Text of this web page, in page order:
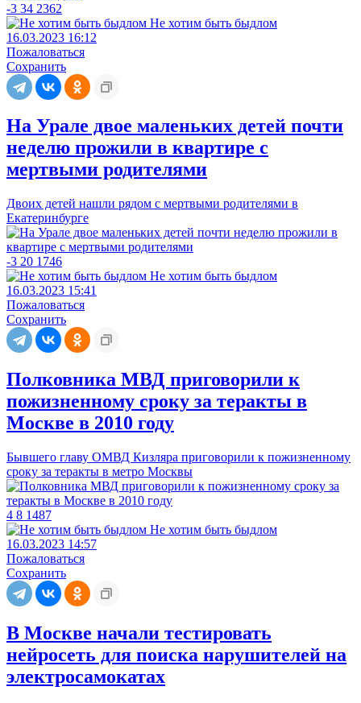
-3 34 2362
Не хотим быть быдлом
16.03.2023 16:12
Пожаловаться
Сохранить
На Урале двое маленьких детей почти
неделю прожили в квартире с
мертвыми родителями
Двоих детей нашли рядом с мертвыми родителями в
Екатеринбурге
-3 20 1746
Не хотим быть быдлом
16.03.2023 15:41
Пожаловаться
Сохранить
Полковника МВД приговорили к
пожизненному сроку за теракты в
Москве в 2010 году
Бывшего главу ОМВД Кизляра приговорили к пожизненному
сроку за теракты в метро Москвы
4 8 1487
Не хотим быть быдлом
16.03.2023 14:57
Пожаловаться
Сохранить
В Москве начали тестировать
нейросеть для поиска нарушителей на
электросамокатах